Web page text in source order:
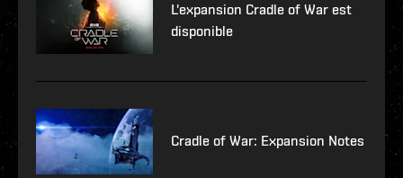
L'expansion Cradle of War est
disponible
Cradle of War: Expansion Notes